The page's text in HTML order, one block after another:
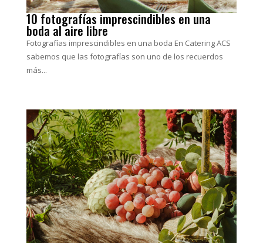
10 fotografías imprescindibles en una
boda al aire libre
Fotografías imprescindibles en una boda En Catering ACS
sabemos que las fotografías son uno de los recuerdos
más...